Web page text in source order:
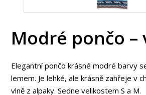
Modré pončo –
Elegantní pončo krásné modré barvy
lemem. Je lehké, ale krásně zahřeje v
vlně z alpaky. Sedne velikostem S a M.